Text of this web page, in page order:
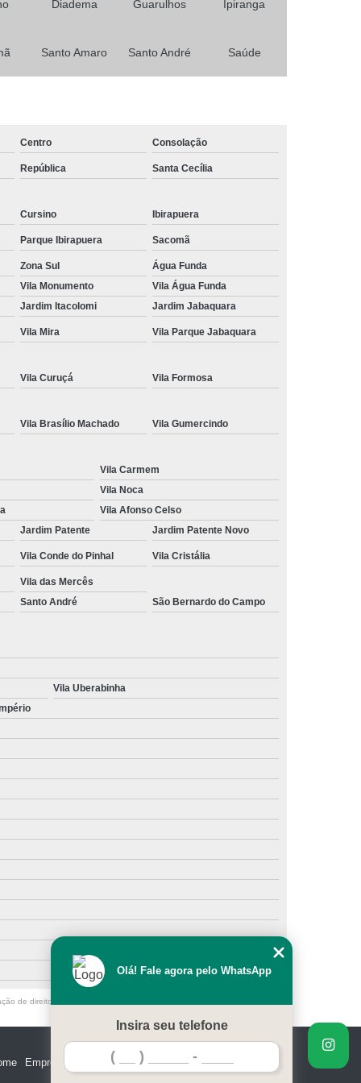
Minha Primeira Habilitação
Habilitação Ab
Primeira Habilitação Aeb
Tirar a Primeira Habilitação
Curso de Reciclagem de Cnh
Curso Reciclagem Cnh
Reciclagem Cnh
Reciclagem da Cnh
Cnh
Agendamento Renovação Cnh
Renovação Cnh Atrasada
de Cnh
Renovação de Cnh Vencida
Carro Simulador de Auto Escola
Simulador de Direção Auto Escola
para Cfc Simulador Direção Veicular
Diadema Guarulhos Ipiranga
Santo Amaro Santo André Saúde
Centro Consolação
República Santa Cecília
Cursino Ibirapuera
Parque Ibirapuera Sacomã
Zona Sul
Água Funda
Vila Monumento
Vila Água Funda
Jardim Itacolomi Jardim Jabaquara
Vila Mira Vila Parque Jabaquara
Vila Curuçá Vila Formosa
Vila Brasílio Machado Vila Gumercindo
Vila Carmem
Vila Noca
Vila Afonso Celso
Jardim Patente Jardim Patente Novo
Vila Conde do Pinhal Vila Cristália
Vila das Mercês
Santo André São Bernardo do Campo
Vila Uberabinha
de direito autoral – artigo 184 do Código Penal –
Empresa Serviços Contato Mapa do site
Olá! Fale agora pelo WhatsApp
Insira seu telefone